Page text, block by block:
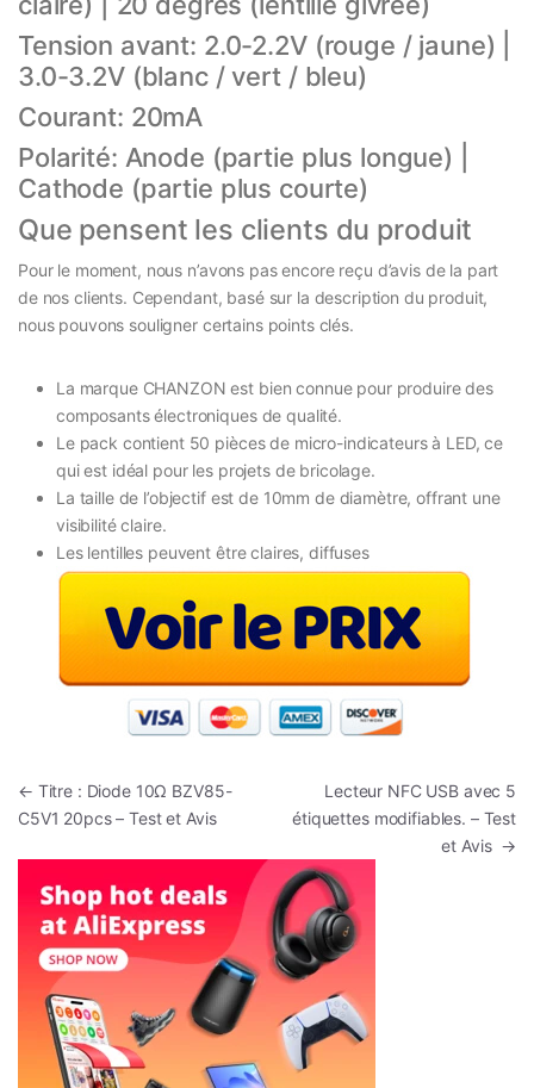
Tension avant: 2.0-2.2V (rouge / jaune) |
3.0-3.2V (blanc / vert / bleu)
Courant: 20mA
Polarité: Anode (partie plus longue) |
Cathode (partie plus courte)
Que pensent les clients du produit
Pour le moment, nous n’avons pas encore reçu d’avis de la part
de nos clients. Cependant, basé sur la description du produit,
nous pouvons souligner certains points clés.
La marque CHANZON est bien connue pour produire des
composants électroniques de qualité.
Le pack contient 50 pièces de micro-indicateurs à LED, ce
qui est idéal pour les projets de bricolage.
La taille de l’objectif est de 10mm de diamètre, offrant une
visibilité claire.
Les lentilles peuvent être claires, diffuses
Navigation de l’article
← Titre : Diode 10Ω BZV85-
C5V1 20pcs – Test et Avis
Lecteur NFC USB avec 5
étiquettes modifiables. – Test
et Avis →